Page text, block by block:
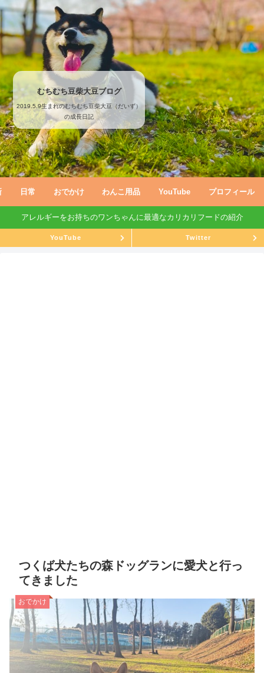
むちむち豆柴大豆ブログ
2019.5.9生まれのむちむち豆柴大豆（だいず）
の成長日記
日常 おでかけ わんこ用品 YouTube プロフィール
アレルギーをお持ちのワンちゃんに最適なカリカリフードの紹介
YouTube Twitter
つくば犬たちの森ドッグランに愛犬と行っ
てきました
おでかけ